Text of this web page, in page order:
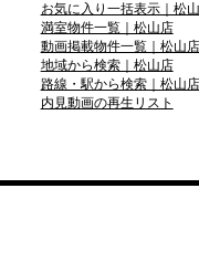
お気に入り一括表示｜松
満室物件一覧｜松山店
動画掲載物件一覧｜松山店
地域から検索｜松山店
路線・駅から検索｜松山店
内見動画の再生リスト